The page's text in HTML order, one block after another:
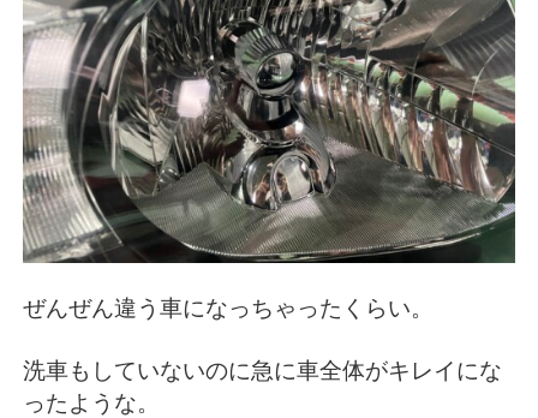
ぜんぜん違う車になっちゃったくらい。
洗車もしていないのに急に車全体がキレイにな
ったような。